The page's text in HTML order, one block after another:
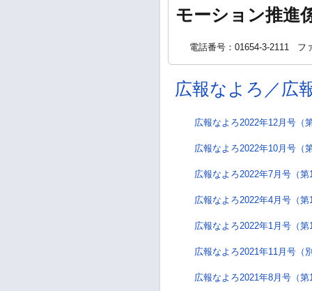
モーション推進
電話番号：01654-3-2111 フ
広報なよろ／広
広報なよろ2022年12月号（
広報なよろ2022年10月号（
広報なよろ2022年7月号（第
広報なよろ2022年4月号（第
広報なよろ2022年1月号（第
広報なよろ2021年11月号（
広報なよろ2021年8月号（第